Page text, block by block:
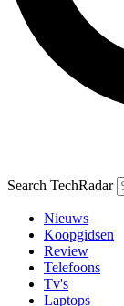
Search TechRadar
Nieuws
Koopgidsen
Review
Telefoons
Tv's
Laptops